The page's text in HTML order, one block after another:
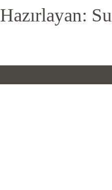
Hazırlayan: